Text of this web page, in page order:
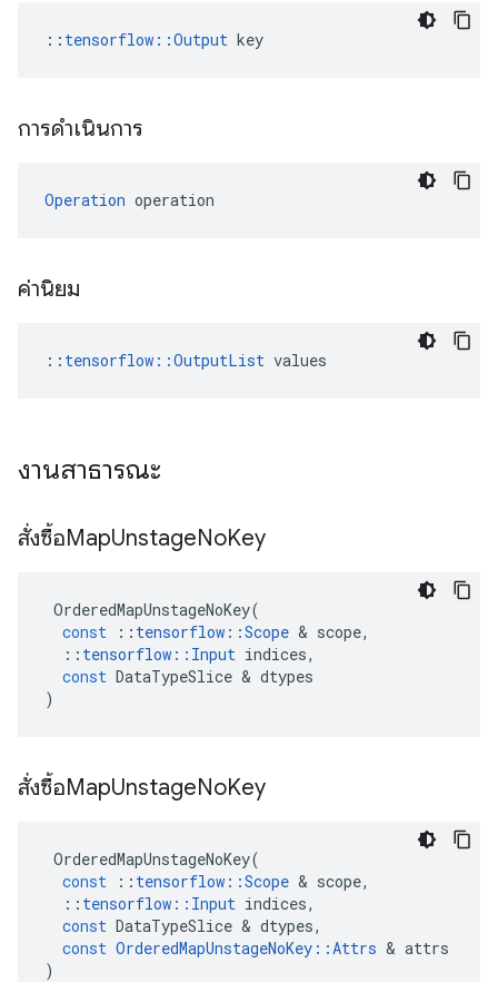
:: tensorflow::Output key
การดำเนินการ
Operation operation
ค่านิยม
:: tensorflow::OutputList values
งานสาธารณะ
สั่งซื้อMapUnstageNoKey
OrderedMapUnstageNoKey(
const
:: tensorflow ::Scope & scope,
:: tensorflow :: Input indices,
const DataTypeSlice & dtypes
)
สั่งซื้อMapUnstageNoKey
OrderedMapUnstageNoKey(
const
:: tensorflow ::Scope & scope,
:: tensorflow :: Input indices,
const DataTypeSlice & dtypes,
const OrderedMapUnstageNoKey ::Attrs & attrs
)